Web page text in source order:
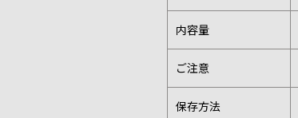
内容量
ご注意
保存方法